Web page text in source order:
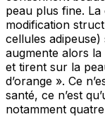
peau plus fine.
modification
cellules
augmente alors la
et tirent sur la
d’orange ». Ce
santé, ce n’est
notamment